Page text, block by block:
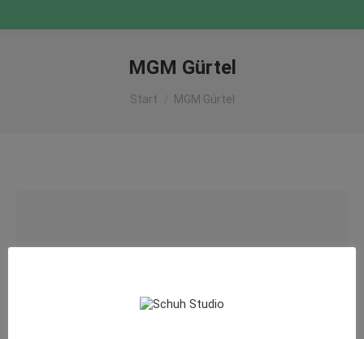
MGM Gürtel
Sie befinden sich hier:
Start MGM Gürtel